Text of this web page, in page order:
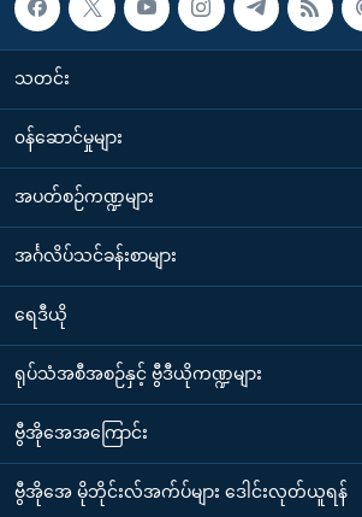
သတင်း
၀န်ဆောင်မှုများ
အပတ်စဉ်ကဏ္ဍများ
အင်္ဂလိပ်သင်ခန်းစာများ
ရေဒီယို
ရုပ်သံအစီအစဉ်နှင့် ဗွီဒီယိုကဏ္ဍများ
ဗွီအိုအေအကြောင်း
ဗွီအိုအေ မိုဘိုင်းလ်အက်ပ်များ ဒေါင်းလုတ်ယူရန်